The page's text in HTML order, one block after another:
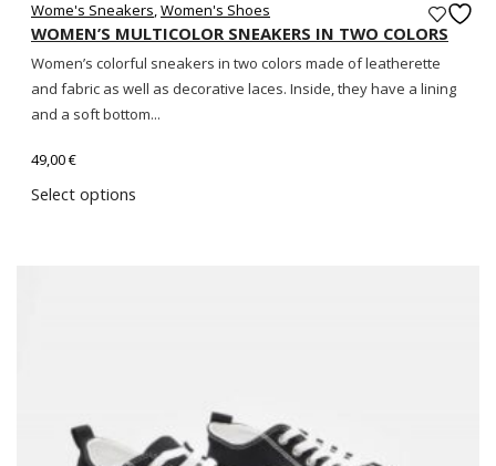
Wome's Sneakers,Women's Shoes
WOMEN’S MULTICOLOR SNEAKERS IN TWO COLORS
Women’s colorful sneakers in two colors made of leatherette
and fabric as well as decorative laces. Inside, they have a lining
and a soft bottom...
49,00€
Select options